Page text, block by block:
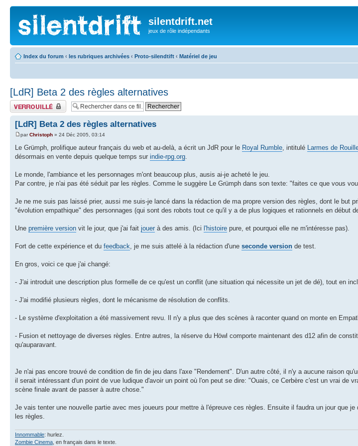
silentdrift.net
jeux de rôle indépendants
Index du forum ‹ les rubriques archivées ‹ Proto-silendtift ‹ Matériel de jeu
[LdR] Beta 2 des règles alternatives
Fil verrouillé
[LdR] Beta 2 des règles alternatives
parChristoph » 24 Déc 2005, 03:14
Le Grümph, prolifique auteur français du web et au-delà, a écrit un JdR pour le Royal Rumble , intitulé Larmes de
désormais en vente depuis quelque temps sur indie-rpg.org
Le monde, l'ambiance et les personnages m'ont beaucoup plus, ausis ai-je acheté le jeu.
Par contre, je n'ai pas été séduit par les règles. Comme le suggère Le Grümph dans son texte: "faites ce que vous
Je ne me suis pas laissé prier, aussi me suis-je lancé dans la rédaction de ma propre version des règles, dont le but
"évolution empathique" des personnages (qui sont des robots tout ce qu'il y a de plus logiques et rationnels en début
Une première version vit le jour, que j'ai fait jouer à des amis. (Ici l'histoire pure, et pourquoi elle ne m'intéresse pas).
Fort de cette expérience et du feedback , je me suis attelé à la rédaction d'une seconde version de test.
En gros, voici ce que j'ai changé:
- J'ai introduit une description plus formelle de ce qu'est un conflit (une situation qui nécessite un jet de dé), tout en
- J'ai modifié plusieurs règles, dont le mécanisme de résolution de conflits.
- Le système d'exploitation a été massivement revu. Il n'y a plus que des scènes à raconter quand on monte en
- Fusion et nettoyage de diverses règles. Entre autres, la réserve du Höwl comporte maintenant des d12 afin de
qu'auparavant.
Je n'ai pas encore trouvé de condition de fin de jeu dans l'axe "Rendement". D'un autre côté, il n'y a aucune raison
il serait intéressant d'un point de vue ludique d'avoir un point où l'on peut se dire: "Ouais, ce Cerbère c'est un vrai de
scène finale avant de passer à autre chose."
Je vais tenter une nouvelle partie avec mes joueurs pour mettre à l'épreuve ces règles. Ensuite il faudra un jour que
les règles.
Innommable: hurlez.
Zombie Cinema , en français dans le texte.